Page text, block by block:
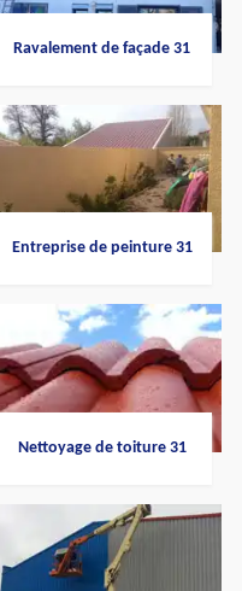
Ravalement de façade 31
Entreprise de peinture 31
Nettoyage de toiture 31